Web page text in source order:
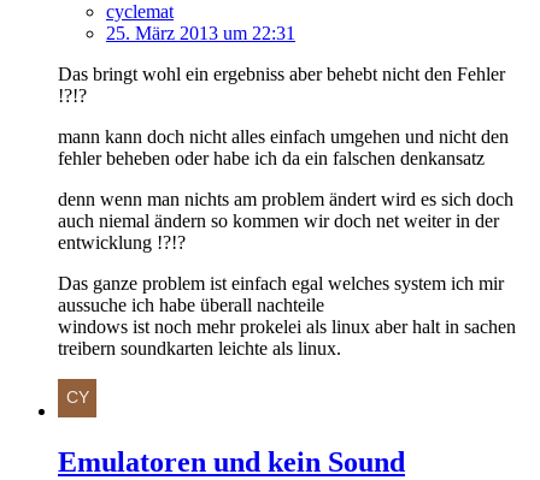
cyclemat
25. März 2013 um 22:31
Das bringt wohl ein ergebniss aber behebt nicht den Fehler
!?!?
mann kann doch nicht alles einfach umgehen und nicht den
fehler beheben oder habe ich da ein falschen denkansatz
denn wenn man nichts am problem ändert wird es sich doch
auch niemal ändern so kommen wir doch net weiter in der
entwicklung !?!?
Das ganze problem ist einfach egal welches system ich mir
aussuche ich habe überall nachteile
windows ist noch mehr prokelei als linux aber halt in sachen
treibern soundkarten leichte als linux.
Emulatoren und kein Sound